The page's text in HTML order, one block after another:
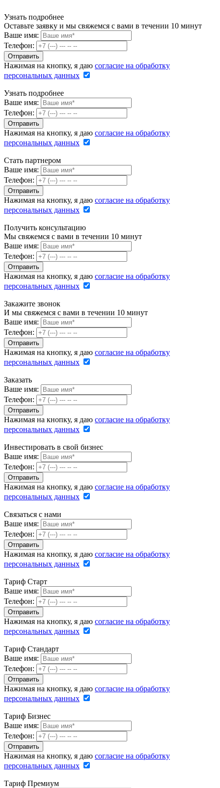
Узнать подробнее
Оставьте заявку и мы свяжемся с вами в течении 10 минут
Ваше имя:
Телефон:
Нажимая на кнопку, я даю согласие на обработку
персональных данных
Узнать подробнее
Ваше имя:
Телефон:
Нажимая на кнопку, я даю согласие на обработку
персональных данных
Стать партнером
Ваше имя:
Телефон:
Нажимая на кнопку, я даю согласие на обработку
персональных данных
Получить консультацию
Мы свяжемся с вами в течении 10 минут
Ваше имя:
Телефон:
Нажимая на кнопку, я даю согласие на обработку
персональных данных
Закажите звонок
И мы свяжемся с вами в течении 10 минут
Ваше имя:
Телефон:
Нажимая на кнопку, я даю согласие на обработку
персональных данных
Заказать
Ваше имя:
Телефон:
Нажимая на кнопку, я даю согласие на обработку
персональных данных
Инвестировать в свой бизнес
Ваше имя:
Телефон:
Нажимая на кнопку, я даю согласие на обработку
персональных данных
Связаться с нами
Ваше имя:
Телефон:
Нажимая на кнопку, я даю согласие на обработку
персональных данных
Тариф Старт
Ваше имя:
Телефон:
Нажимая на кнопку, я даю согласие на обработку
персональных данных
Тариф Стандарт
Ваше имя:
Телефон:
Нажимая на кнопку, я даю согласие на обработку
персональных данных
Тариф Бизнес
Ваше имя:
Телефон:
Нажимая на кнопку, я даю согласие на обработку
персональных данных
Тариф Премиум